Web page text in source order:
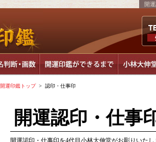
開
開運印鑑トップ> 認印・仕事印
開運認印・仕事
開運認印・仕事印を4代目小林大伸堂がお彫りいたし